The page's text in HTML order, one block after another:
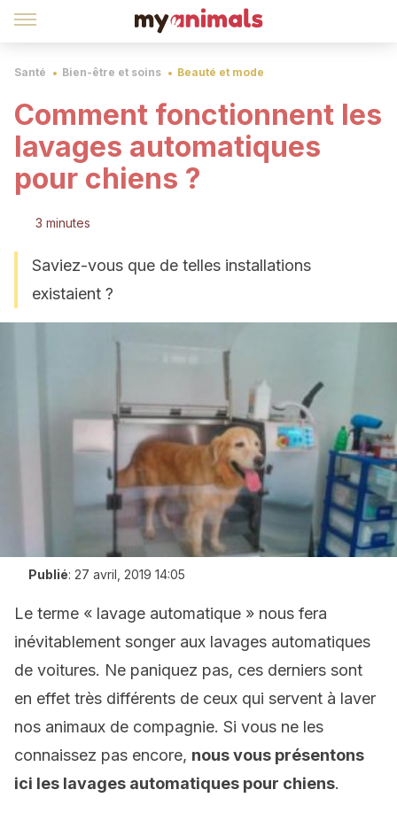
Santé Bien-être et soins Beauté et mode
Comment fonctionnent les
lavages automatiques
pour chiens ?
3 minutes
Saviez-vous que de telles installations
existaient ?
Publié: 27 avril, 2019 14:05
Le terme « lavage automatique » nous fera
inévitablement songer aux lavages automatiques
de voitures. Ne paniquez pas, ces derniers sont
en effet très différents de ceux qui servent à laver
nos animaux de compagnie. Si vous ne les
connaissez pas encore, nous vous présentons
ici les lavages automatiques pour chiens.